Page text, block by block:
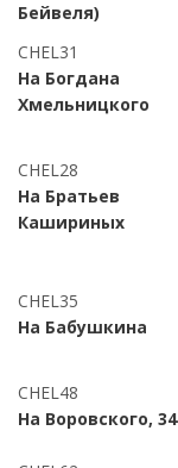
Бейвеля)
CHEL31
На Богдана
Хмельницкого
CHEL28
На Братьев
Кашириных
CHEL35
На Бабушкина
CHEL48
На Воровского, 34